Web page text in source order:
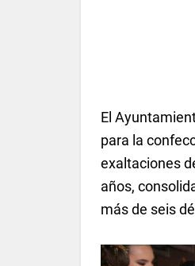
El
para la
exaltaciones
años,
más de seis